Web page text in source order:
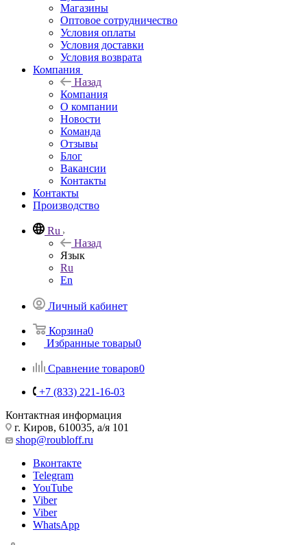
Магазины
Оптовое сотрудничество
Условия оплаты
Условия доставки
Условия возврата
Компания
Назад
Компания
О компании
Новости
Команда
Отзывы
Блог
Вакансии
Контакты
Контакты
Производство
Ru
Назад
Язык
Ru
En
Личный кабинет
Корзина0
Избранные товары0
Сравнение товаров0
+7 (833) 221-16-03
Контактная информация
г. Киров, 610035, а/я 101
shop@roubloff.ru
Вконтакте
Telegram
YouTube
Viber
Viber
WhatsApp